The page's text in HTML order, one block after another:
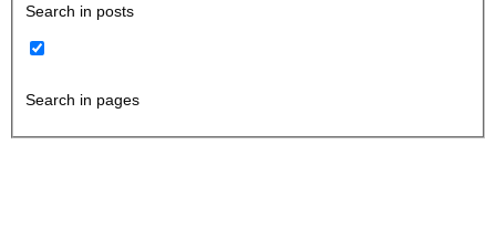
Search in posts
Search in pages